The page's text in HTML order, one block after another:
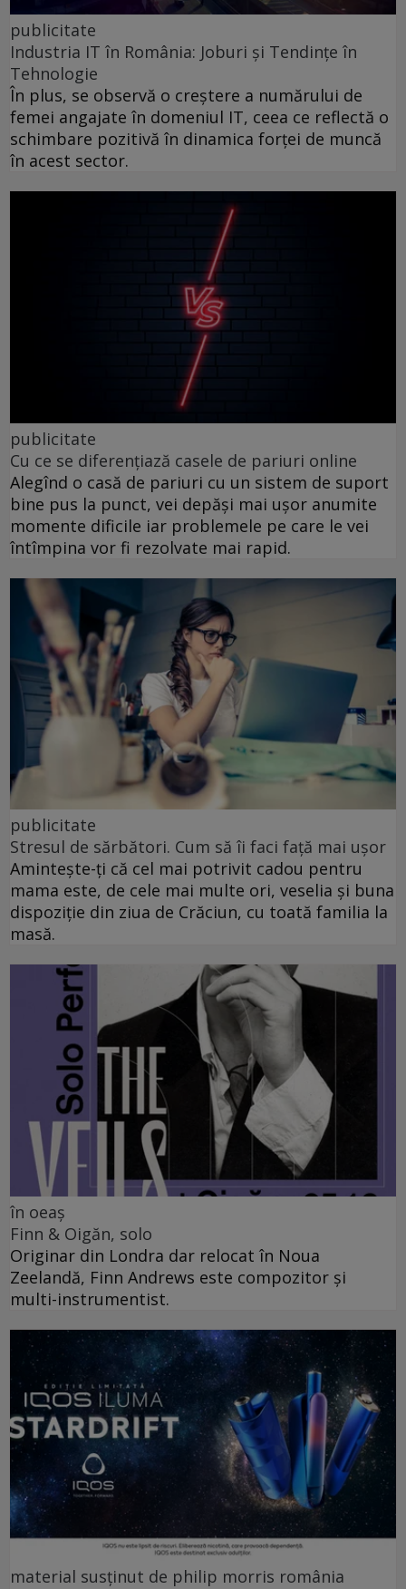
publicitate
Industria IT în România: Joburi și Tendințe în
Tehnologie
În plus, se observă o creștere a numărului de
femei angajate în domeniul IT, ceea ce reflectă o
schimbare pozitivă în dinamica forței de muncă
în acest sector.
publicitate
Cu ce se diferențiază casele de pariuri online
Alegînd o casă de pariuri cu un sistem de suport
bine pus la punct, vei depăși mai ușor anumite
momente dificile iar problemele pe care le vei
întîmpina vor fi rezolvate mai rapid.
publicitate
Stresul de sărbători. Cum să îi faci față mai ușor
Amintește-ți că cel mai potrivit cadou pentru
mama este, de cele mai multe ori, veselia și buna
dispoziție din ziua de Crăciun, cu toată familia la
masă.
în oeaș
Finn & Oigăn, solo
Originar din Londra dar relocat în Noua
Zeelandă, Finn Andrews este compozitor și
multi-instrumentist.
material susținut de philip morris românia